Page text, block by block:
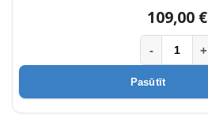
109,00 €
- +
Pasūtīt